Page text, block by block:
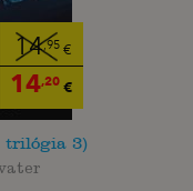
14,95€
14,20€
trilógia 3)